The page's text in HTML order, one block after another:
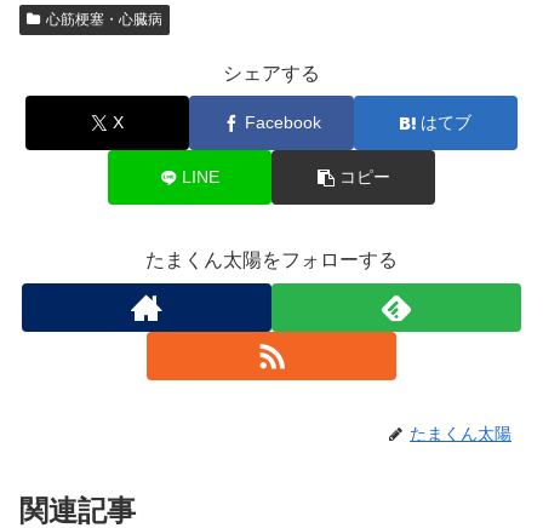
心筋梗塞・心臓病
シェアする
X Facebook はてブ
LINE コピー
たまくん太陽をフォローする
たまくん太陽
関連記事